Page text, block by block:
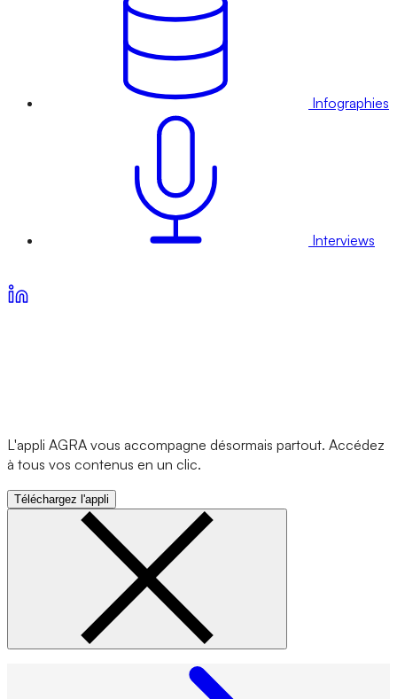
Infographies
Interviews
L'appli AGRA vous accompagne désormais partout. Accédez
à tous vos contenus en un clic.
Téléchargez l'appli